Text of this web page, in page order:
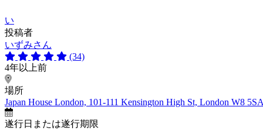
い
投稿者
いずみさん
(34)
4年以上前
場所
Japan House London, 101-111 Kensington High St, London W8
遂行日または遂行期限